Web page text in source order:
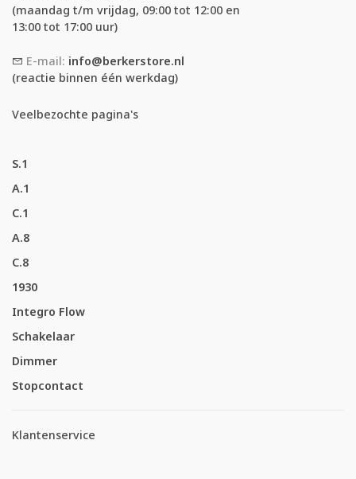
(maandag t/m vrijdag, 09:00 tot 12:00 en
13:00 tot 17:00 uur)
E-mail: info@berkerstore.nl
(reactie binnen één werkdag)
Veelbezochte pagina's
S.1
A.1
C.1
A.8
C.8
1930
Integro Flow
Schakelaar
Dimmer
Stopcontact
Klantenservice